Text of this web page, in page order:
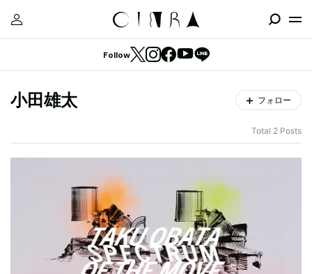
Follow
小田雄太 フォロー
Total 2 Posts